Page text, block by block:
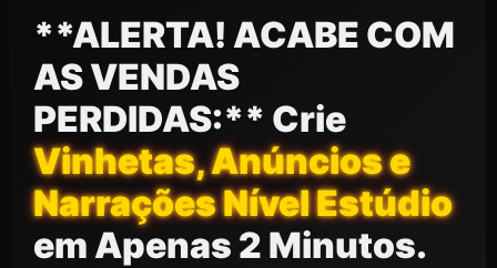
**ALERTA! ACABE COM
AS VENDAS
PERDIDAS:** Crie
Vinhetas, Anúncios e
Narrações Nível Estúdio
em Apenas 2 Minutos.